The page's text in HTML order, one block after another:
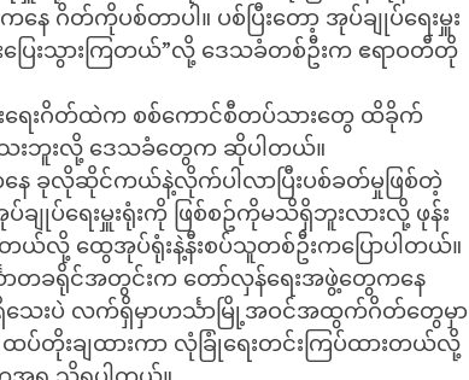
ဂိတ်ကိုပစ်တာပါ။ ပစ်ပြီးတော့ အုပ်ချုပ်ရေးမှူး
ပြေးသွားကြတယ်”လို့ ဒေသခံတစ်ဦးက ဧရာဝတီတို
ရေးဂိတ်ထဲက စစ်ကောင်စီတပ်သားတွေ ထိခိုက်
းဘူးလို့ ဒေသခံတွေက ဆိုပါတယ်။
နေ ခုလိုဆိုင်ကယ်နဲ့လိုက်ပါလာပြီးပစ်ခတ်မှုဖြစ်တဲ့
ပ်ရေးမှူးရုံးကို ဖြစ်စဥ်ကိုမသိရှိဘူးလားလို့ ဖုန်း
ယ်လို့ ထွေအုပ်ရုံးနဲ့နီးစပ်သူတစ်ဦးကပြောပါတယ်။
ာတခရိုင်အတွင်းက တော်လှန်ရေးအဖွဲ့တွေကနေ
ရှိသေးပဲ လက်ရှိမှာဟင်္သာမြို့အဝင်အထွက်ဂိတ်တွေမှာ
း ထပ်တိုးချထားကာ လုံခြုံရေးတင်းကြပ်ထားတယ်လို့